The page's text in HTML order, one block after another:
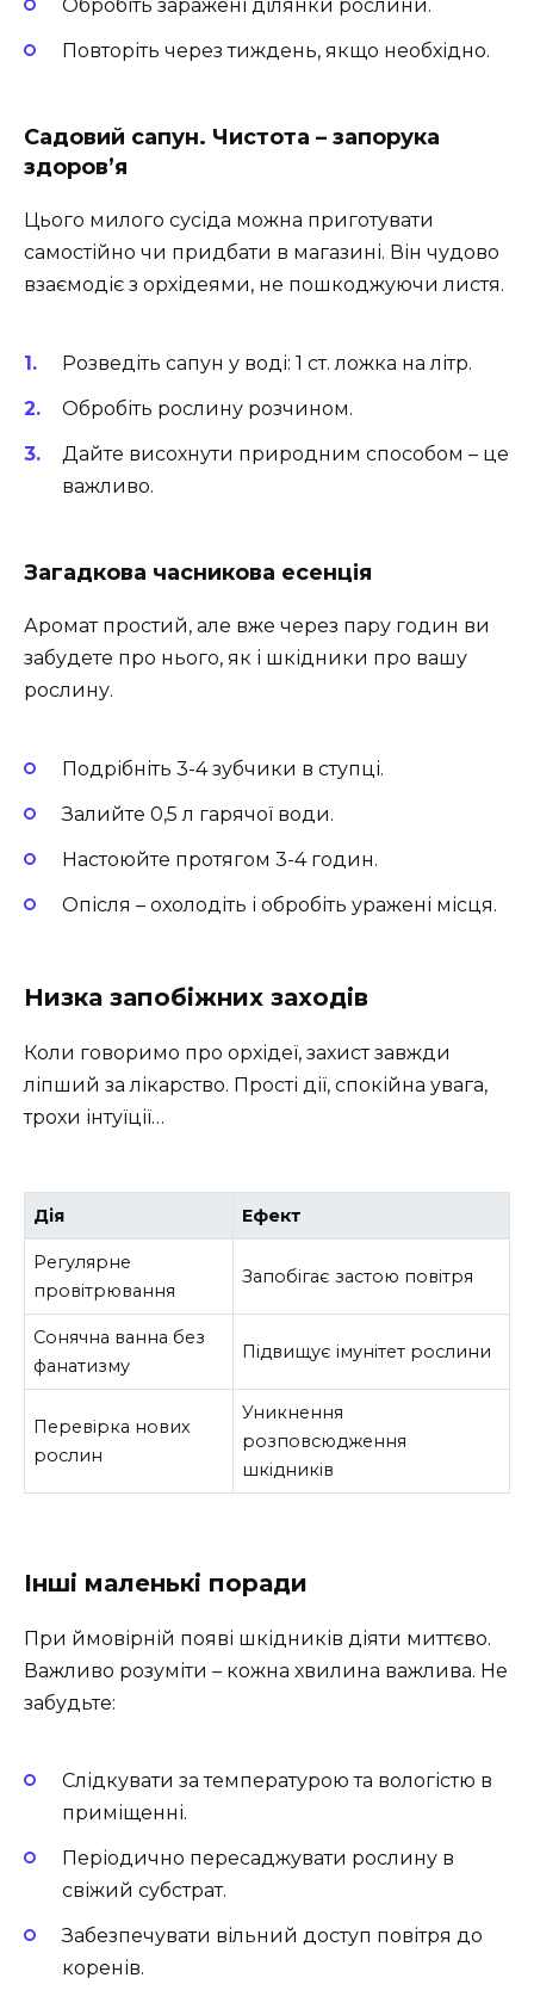
Обробіть заражені ділянки рослини.
Повторіть через тиждень, якщо необхідно.
Садовий сапун. Чистота – запорука
здоров’я
Цього милого сусіда можна приготувати
самостійно чи придбати в магазині. Він чудово
взаємодіє з орхідеями, не пошкоджуючи листя.
Розведіть сапун у воді: 1 ст. ложка на літр.
Обробіть рослину розчином.
Дайте висохнути природним способом – це
важливо.
Загадкова часникова есенція
Аромат простий, але вже через пару годин ви
забудете про нього, як і шкідники про вашу
рослину.
Подрібніть 3-4 зубчики в ступці.
Залийте 0,5 л гарячої води.
Настоюйте протягом 3-4 годин.
Опісля – охолодіть і обробіть уражені місця.
Низка запобіжних заходів
Коли говоримо про орхідеї, захист завжди
ліпший за лікарство. Прості дії, спокійна увага,
трохи інтуїції…
Дія Ефект
Регулярне
провітрювання
Запобігає застою повітря
Сонячна ванна без
фанатизму
Підвищує імунітет рослини
Перевірка нових
рослин
Уникнення
розповсюдження
шкідників
Інші маленькі поради
При ймовірній появі шкідників діяти миттєво.
Важливо розуміти – кожна хвилина важлива. Не
забудьте:
Слідкувати за температурою та вологістю в
приміщенні.
Періодично пересаджувати рослину в
свіжий субстрат.
Забезпечувати вільний доступ повітря до
коренів.